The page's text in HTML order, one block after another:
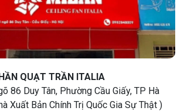
QUẠT TRẦN ITALIA
86 Duy Tân, Phường Cầu Giấy, TP Hà
Xuất Bản Chính Trị Quốc Gia Sự Thật )